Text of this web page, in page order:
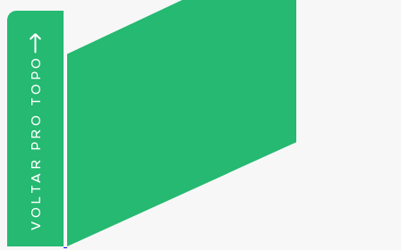
VOLTAR PRO TOPO